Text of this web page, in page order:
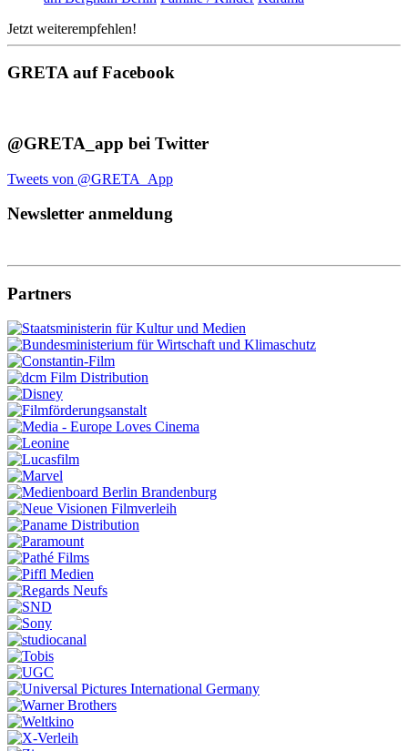
Jetzt weiterempfehlen!
GRETA auf Facebook
@GRETA_app bei Twitter
Tweets von @GRETA_App
Newsletter anmeldung
Partners